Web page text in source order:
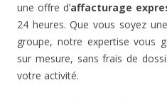
une offre d’affacturage
24 heures. Que vous soyez
groupe, notre expertise vous
sur mesure, sans frais de
votre activité.